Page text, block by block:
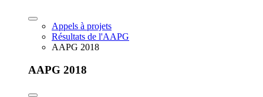
Appels à projets
Résultats de l'AAPG
AAPG 2018
AAPG 2018